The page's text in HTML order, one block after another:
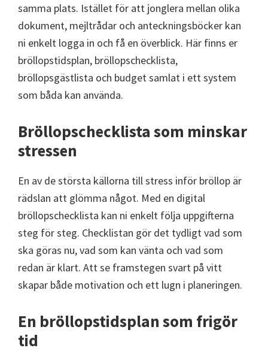
samma plats. Istället för att jonglera mellan olika
dokument, mejltrådar och anteckningsböcker kan
ni enkelt logga in och få en överblick. Här finns er
bröllopstidsplan, bröllopschecklista,
bröllopsgästlista och budget samlat i ett system
som båda kan använda.
Bröllopschecklista som minskar
stressen
En av de största källorna till stress inför bröllop är
rädslan att glömma något. Med en digital
bröllopschecklista kan ni enkelt följa uppgifterna
steg för steg. Checklistan gör det tydligt vad som
ska göras nu, vad som kan vänta och vad som
redan är klart. Att se framstegen svart på vitt
skapar både motivation och ett lugn i planeringen.
En bröllopstidsplan som frigör
tid